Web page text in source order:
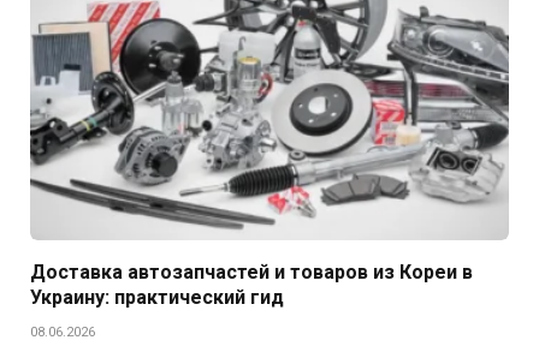
Доставка автозапчастей и товаров из Кореи в
Украину: практический гид
08.06.2026